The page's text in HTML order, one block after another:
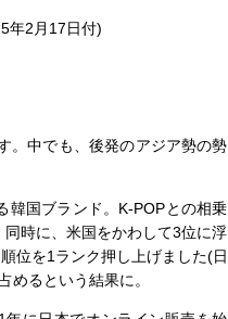
年2月17日付)
。中でも、後発のアジア勢の勢
韓国ブランド。K-POPとの相乗
時に、米国をかわして3位に浮
位を1ランク押し上げました(日
るという結果に。